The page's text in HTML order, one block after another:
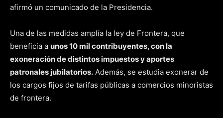
afirmó un comunicado de la Presidencia.
Una de las medidas amplía la ley de Frontera, que
beneficia a unos 10 mil contribuyentes, con la
exoneración de distintos impuestos y aportes
patronales jubilatorios. Además, se estudia exonerar de
los cargos fijos de tarifas públicas a comercios minoristas
de frontera.